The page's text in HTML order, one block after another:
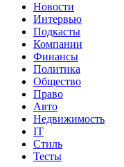
Новости
Интервью
Подкасты
Компании
Финансы
Политика
Общество
Право
Авто
Недвижимость
IT
Стиль
Тесты